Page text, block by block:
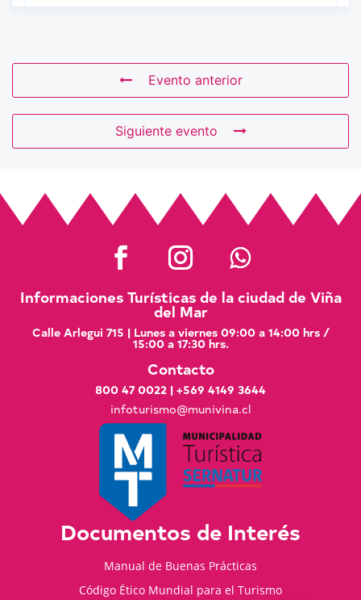
Evento anterior
Siguiente evento
Informaciones Turísticas de la ciudad de Viña
del Mar
Calle Arlegui 715 | Lunes a viernes 09:00 a 14:00 hrs /
15:00 a 17:30 hrs.
Contacto
800 47 0022 | +569 4149 3644
infoturismo@munivina.cl
Documentos de Interés
Manual de Buenas Prácticas
Código Ético Mundial para el Turismo